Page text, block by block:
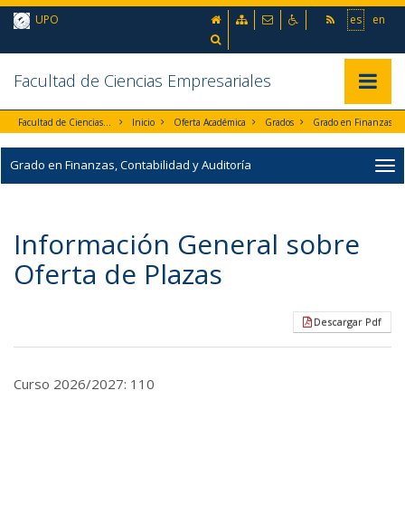
Ir al contenido principal de la página (alt + s)
Ir a la cabecera de la página (alt + c)
Ir al menú principal (alt + u)
es en
UPO inicio Mapa webContactoAccesibilidad
Facultad de Ciencias Empresariales
Facultad de Ciencias Empresariales Inicio Oferta Académica Grados
Grado en Finanzas, Contabilidad y Auditoría
Información General sobre
Oferta de Plazas
Descargar Pdf
Curso 2026/2027: 110